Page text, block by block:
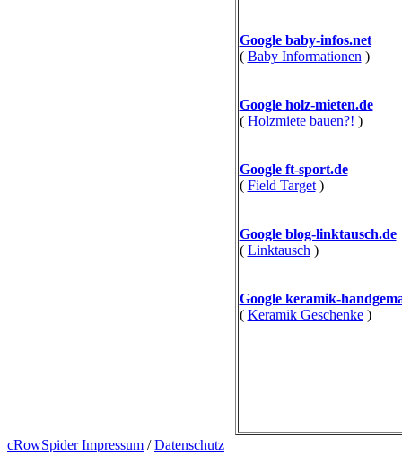
Google baby-infos.net
( Baby Informationen )
Google holz-mieten.de
( Holzmiete bauen?! )
Google ft-sport.de
( Field Target)
Google blog-linktausch.de
( Linktausch )
Google keramik-
( Keramik Geschenke)
cRowSpider Impressum /Datenschutz